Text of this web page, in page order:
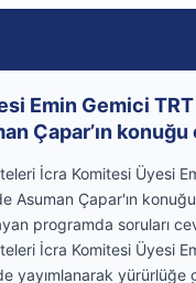
Emin Gemici
Çapar’ın konuğu
İcra Komitesi Üyesi
Asuman Çapar'ın
programda soruları
İcra Komitesi Üyesi
yayımlanarak yürürlüğe